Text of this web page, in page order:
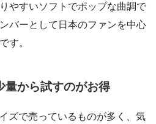
やすいソフトでポップな曲調で
バーとして日本のファンを中心
す。
量から試すのがお得
ズで売っているものが多く、気